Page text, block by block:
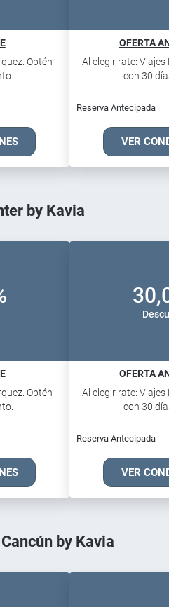
Obtén
OFERTA
Al elegir rate:
con 30
Reserva Antecipada
VER
by Kavia
Obtén
OFERTA
Al elegir rate:
con 30
Reserva Antecipada
VER
by Kavia